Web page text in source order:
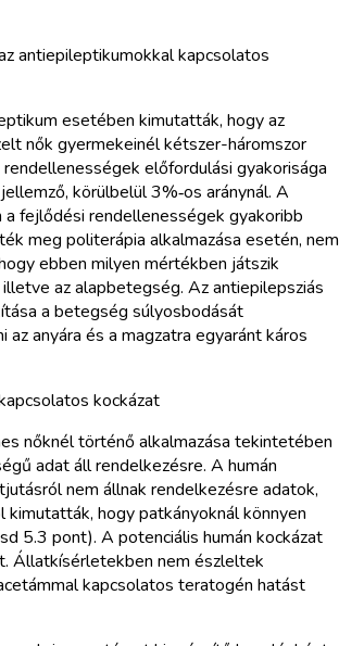
antiepileptikumokkal kapcsolatos
esetében kimutatták, hogy az
nők gyermekeinél kétszer-háromszor
előfordulási gyakorisága
körülbelül 3%‑os aránynál. A
a fejlődési rendellenességek gyakoribb
meg politerápia alkalmazása esetén, nem
ebben milyen mértékben játszik
az alapbetegség. Az antiepilepsziás
a betegség súlyosbodását
az anyára és a magzatra egyaránt káros
kockázat
nőknél történő alkalmazása tekintetében
adat áll rendelkezésre. A humán
nem állnak rendelkezésre adatok,
kimutatták, hogy patkányoknál könnyen
5.3 pont). A potenciális humán kockázat
Állatkísérletekben nem észleltek
kapcsolatos teratogén hatást